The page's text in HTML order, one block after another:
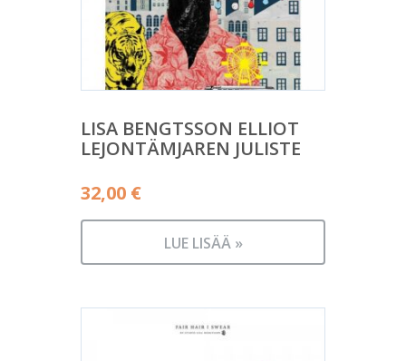
LISA BENGTSSON ELLIOT
LEJONTÄMJAREN JULISTE
32,00 €
LUE LISÄÄ »